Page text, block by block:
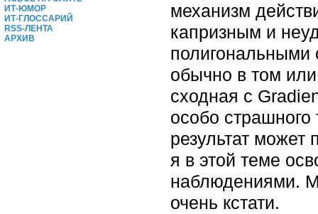
ИТ-ЮМОР
ИТ-ГЛОССАРИЙ
RSS-ЛЕНТА
АРХИВ
механизм
капризным и
полигональными
обычно в том
сходная с
особо
результат
я в этой теме
наблюдениями.
очень кстати.